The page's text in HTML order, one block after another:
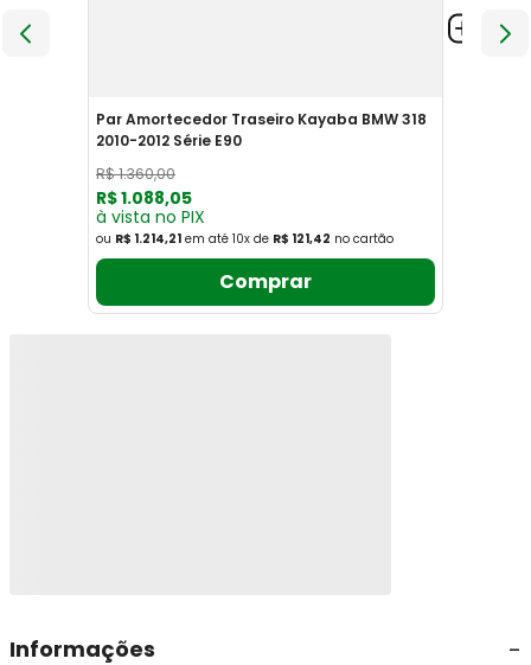
Par Amortecedor Traseiro Kayaba BMW 318
2010-2012 Série E90
R$1.360,00
R$1.088,05
à vista no PIX
ou R$ 1.214,21 em até 10x de R$ 121,42 no cartão
Comprar
Informações